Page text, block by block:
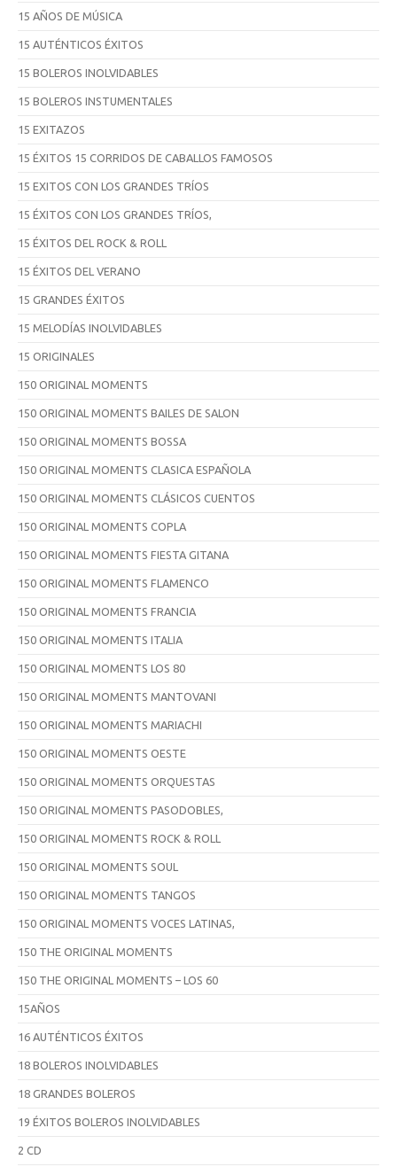
15 AÑOS DE MÚSICA
15 AUTÉNTICOS ÉXITOS
15 BOLEROS INOLVIDABLES
15 BOLEROS INSTUMENTALES
15 EXITAZOS
15 ÉXITOS 15 CORRIDOS DE CABALLOS FAMOSOS
15 EXITOS CON LOS GRANDES TRÍOS
15 ÉXITOS CON LOS GRANDES TRÍOS,
15 ÉXITOS DEL ROCK & ROLL
15 ÉXITOS DEL VERANO
15 GRANDES ÉXITOS
15 MELODÍAS INOLVIDABLES
15 ORIGINALES
150 ORIGINAL MOMENTS
150 ORIGINAL MOMENTS BAILES DE SALON
150 ORIGINAL MOMENTS BOSSA
150 ORIGINAL MOMENTS CLASICA ESPAÑOLA
150 ORIGINAL MOMENTS CLÁSICOS CUENTOS
150 ORIGINAL MOMENTS COPLA
150 ORIGINAL MOMENTS FIESTA GITANA
150 ORIGINAL MOMENTS FLAMENCO
150 ORIGINAL MOMENTS FRANCIA
150 ORIGINAL MOMENTS ITALIA
150 ORIGINAL MOMENTS LOS 80
150 ORIGINAL MOMENTS MANTOVANI
150 ORIGINAL MOMENTS MARIACHI
150 ORIGINAL MOMENTS OESTE
150 ORIGINAL MOMENTS ORQUESTAS
150 ORIGINAL MOMENTS PASODOBLES,
150 ORIGINAL MOMENTS ROCK & ROLL
150 ORIGINAL MOMENTS SOUL
150 ORIGINAL MOMENTS TANGOS
150 ORIGINAL MOMENTS VOCES LATINAS,
150 THE ORIGINAL MOMENTS
150 THE ORIGINAL MOMENTS – LOS 60
15AÑOS
16 AUTÉNTICOS ÉXITOS
18 BOLEROS INOLVIDABLES
18 GRANDES BOLEROS
19 ÉXITOS BOLEROS INOLVIDABLES
2 CD